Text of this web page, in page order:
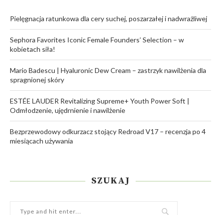
Pielęgnacja ratunkowa dla cery suchej, poszarzałej i nadwrażliwej
Sephora Favorites Iconic Female Founders’ Selection – w
kobietach siła!
Mario Badescu | Hyaluronic Dew Cream – zastrzyk nawilżenia dla
spragnionej skóry
ESTÉE LAUDER Revitalizing Supreme+ Youth Power Soft |
Odmłodzenie, ujędrnienie i nawilżenie
Bezprzewodowy odkurzacz stojący Redroad V17 – recenzja po 4
miesiącach używania
SZUKAJ